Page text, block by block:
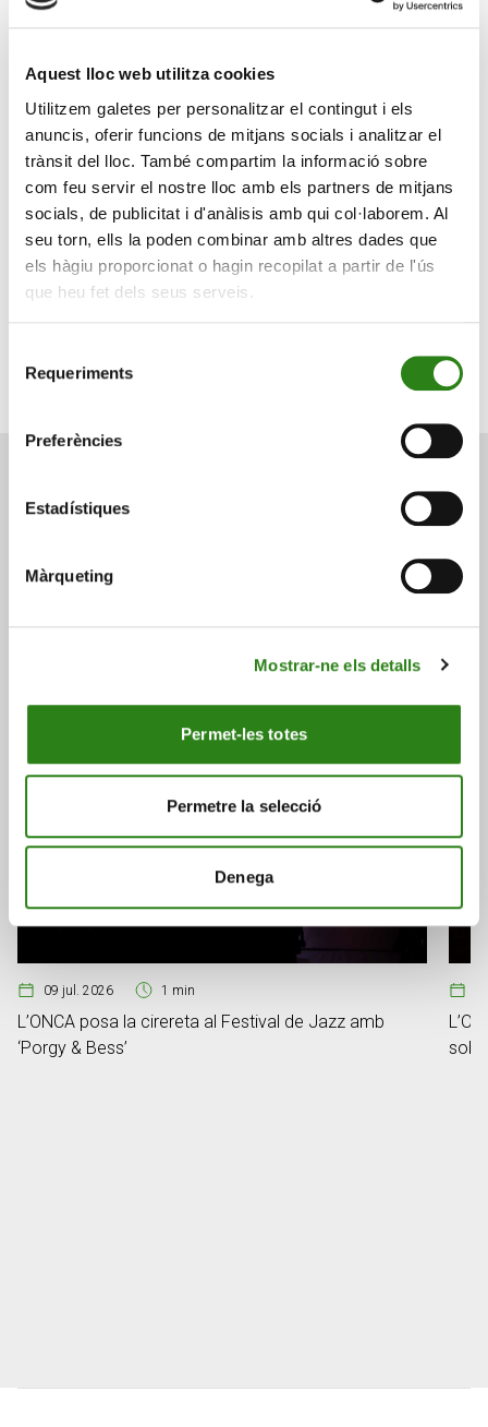
Aquest lloc web utilitza cookies
Utilitzem galetes per personalitzar el contingut i els
anuncis, oferir funcions de mitjans socials i analitzar el
trànsit del lloc. També compartim la informació sobre
com feu servir el nostre lloc amb els partners de mitjans
socials, de publicitat i d'anàlisis amb qui col·laborem. Al
seu torn, ells la poden combinar amb altres dades que
els hàgiu proporcionat o hagin recopilat a partir de l'ús
que heu fet dels seus serveis.
Requeriments
Preferències
Estadístiques
Màrqueting
Mostrar-ne els detalls
Permet-les totes
Permetre la selecció
Denega
amb el seu espectacle
Swing d’Europa i de més enllà,
musical del jazz i del swing amb sons de guitarra, violí,
contrabaix i veu per reviure l’essència del swing
europeu amb un toc personal i ple de complicitat.
Durant l’actuació, el trio ha interpretat temes de
Carosone, Buscaglione, Brassens, Gainsbourg, Josep
Guardiola Díaz, Katia Morlans o Xavier Cugat, entre
d’altres, sense oblidar els homenatges als grans
clàssics nord-americans del gènere.
Fundació
Festivals d'Ordino
d'Ordino
També et pot interessar
Consulta a continuació altres notícies relacionades.
09 jul. 2026 1 min
L’ONCA posa la cirereta al Festival de Jazz amb
‘Porgy & Bess’